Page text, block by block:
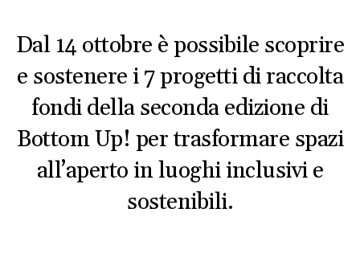
Dal 14 ottobre è possibile scoprire
e sostenere i 7 progetti di raccolta
fondi della seconda edizione di
Bottom Up! per trasformare spazi
all’aperto in luoghi inclusivi e
sostenibili.